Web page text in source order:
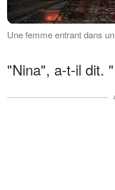
Une femme entrant dans
"Nina", a-t-il dit.